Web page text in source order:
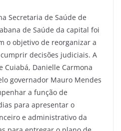
Secretaria de Saúde de
de Saúde da capital foi
o objetivo de reorganizar a
decisões judiciais. A
Danielle Carmona
governador Mauro Mendes
a função de
para apresentar o
e administrativo da